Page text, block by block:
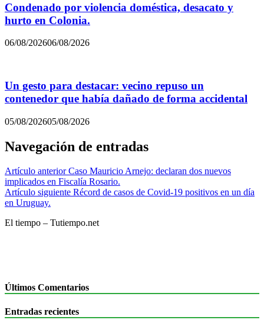
Condenado por violencia doméstica, desacato y
hurto en Colonia.
06/08/202606/08/2026
Un gesto para destacar: vecino repuso un
contenedor que había dañado de forma accidental
05/08/202605/08/2026
Navegación de entradas
Artículo anterior Caso Mauricio Arnejo: declaran dos nuevos
implicados en Fiscalía Rosario.
Artículo siguiente Récord de casos de Covid-19 positivos en un día
en Uruguay.
El tiempo – Tutiempo.net
Últimos Comentarios
Entradas recientes